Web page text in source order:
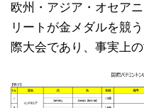
欧州・アジア・オセア
リートが金メダルを競
際大会であり、事実上